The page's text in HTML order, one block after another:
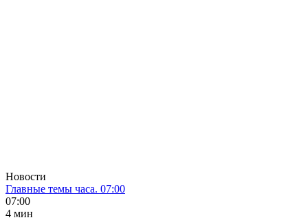
Новости
Главные темы часа. 07:00
07:00
4 мин